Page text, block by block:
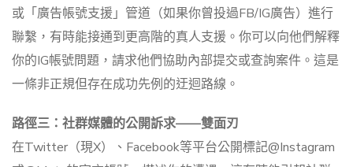
或「廣告帳號支援」管道（如果你曾投過FB/IG廣告）進行
聯繫，有時能接通到更高階的真人支援。你可以向他們解釋
你的IG帳號問題，請求他們協助內部提交或查詢案件。這是
一條非正規但存在成功先例的迂迴路線。
路徑三：社群媒體的公開訴求——雙面刃
在Twitter（現X）、Facebook等平台公開標記@Instagram